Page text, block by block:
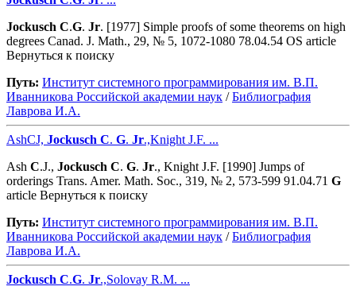
Jockusch C.G. Jr. [1977] Simple proofs of some theorems on high
degrees Canad. J. Math., 29, № 5, 1072-1080 78.04.54 OS article
Вернуться к поиску
Путь: Институт системного программирования им. В.П.
Иванникова Роcсийской академии наук /Библиография
Лаврова И.А.
AshCJ, Jockusch C. G. Jr.,Knight J.F. ...
Ash C.J., Jockusch C. G. Jr., Knight J.F. [1990] Jumps of
orderings Trans. Amer. Math. Soc., 319, № 2, 573-599 91.04.71 G
article Вернуться к поиску
Путь: Институт системного программирования им. В.П.
Иванникова Роcсийской академии наук /Библиография
Лаврова И.А.
Jockusch C.G. Jr.,Solovay R.M. ...